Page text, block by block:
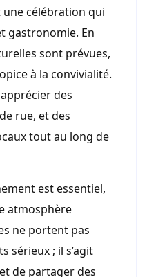
une célébration qui
gastronomie. En
sont prévues,
à la convivialité.
des
rue, et des
tout au long de
est essentiel,
atmosphère
ne portent pas
sérieux ; il s’agit
de partager des